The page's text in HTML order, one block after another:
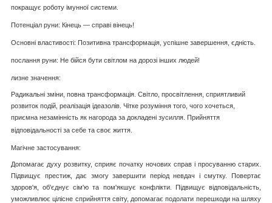
покращує роботу імунної системи.
Потенціал руни: Кінець — справі вінець!
Основні властивості: Позитивна трансформація, успішне завершення, єдність.
послання руни: Не бійся бути світлом на дорозі інших людей!
лизне значення:
Радикальні зміни, повна трансформація. Світло, просвітлення, сприятливий
розвиток подій, реалізація ідеазолів. Чітке розуміння того, чого хочеться,
приємна незамінність як нагорода за докладені зусилля. Прийняття
відповідальності за себе та своє життя.
Магічне застосування:
Допомагає духу розвитку, сприяє початку ночових справ і просуванню старих.
Підвищує престиж, дає змогу завершити період невдач і смутку. Повертає
здоров'я, об'єднує сім'ю та пом'якшує конфлікти. Підвищує відповідальність,
уможливлює цілісне сприйняття світу, допомагає подолати перешкоди на шляху